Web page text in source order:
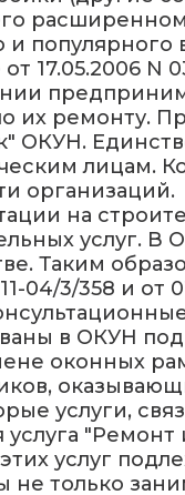
17.05.2006
ремонту.
ОКУН.
лицам.
организаций.
на
услуг. В
Таким
3/358 и от
в ОКУН под
оконных
услуги,
услуг
не только